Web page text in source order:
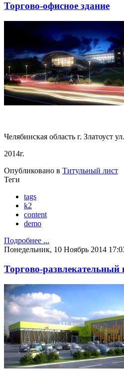
Торгово-офисное здание
Челябинская область г. Златоуст
2014г.
Опубликовано в Титульный лист
Теги
tags
k2
content
demo
Подробнее ...
Понедельник, 10 Ноябрь 2014
Торгово-